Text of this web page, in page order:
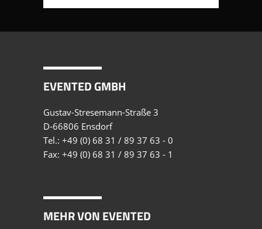
EVENTED GMBH
Gustav-Stresemann-Straße 3
D-66806 Ensdorf
Tel.: +49 (0) 68 31 / 89 37 63 - 0
Fax: +49 (0) 68 31 / 89 37 63 - 1
MEHR VON EVENTED